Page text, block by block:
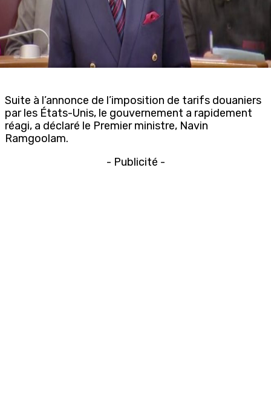
Suite à l’annonce de l’imposition de tarifs douaniers
par les États-Unis, le gouvernement a rapidement
réagi, a déclaré le Premier ministre, Navin
Ramgoolam.
- Publicité -